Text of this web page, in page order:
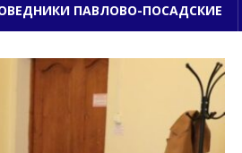
ПАВЛОВО-ПОСАДСКИЕ